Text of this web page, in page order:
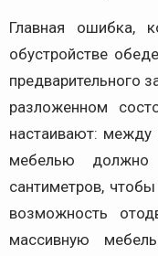
Главная ошибка,
обустройстве
предварительного
разложенном
настаивают: между
мебелью должно
сантиметров,
возможность
массивную